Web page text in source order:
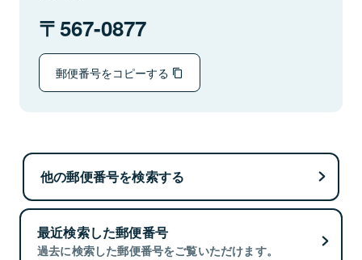
567-0877
郵便番号をコピーする
他の郵便番号を検索する
最近検索した郵便番号
過去に検索した郵便番号をご覧いただけます。